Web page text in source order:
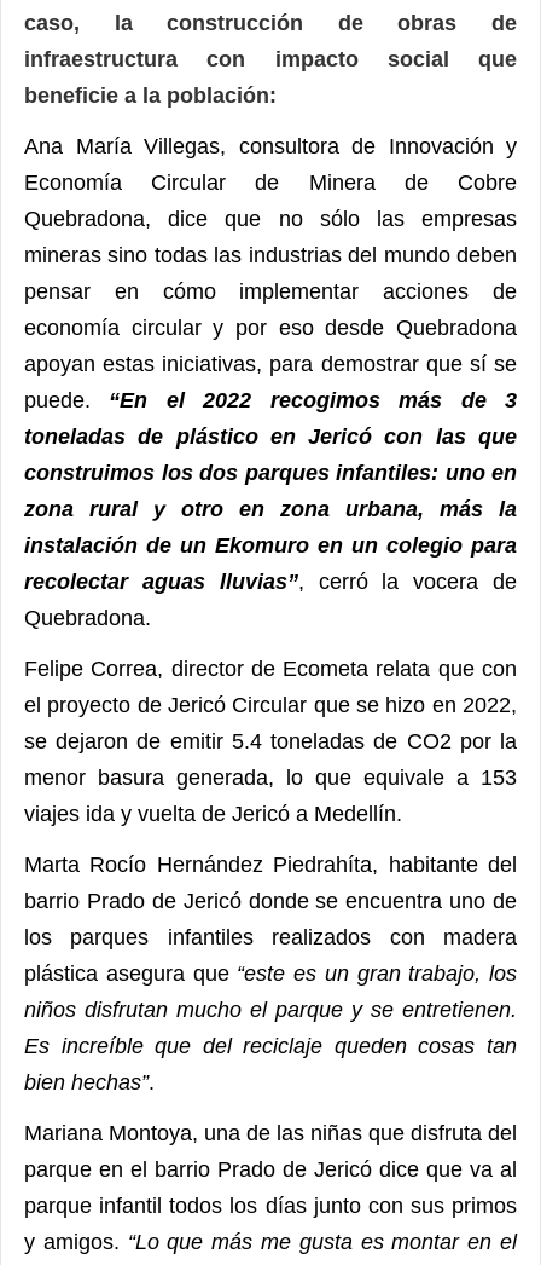
caso, la construcción de obras de
infraestructura con impacto social que
beneficie a la población:
Ana María Villegas, consultora de Innovación y
Economía Circular de Minera de Cobre
Quebradona, dice que no sólo las empresas
mineras sino todas las industrias del mundo deben
pensar en cómo implementar acciones de
economía circular y por eso desde Quebradona
apoyan estas iniciativas, para demostrar que sí se
puede. “En el 2022 recogimos más de 3
toneladas de plástico en Jericó con las que
construimos los dos parques infantiles: uno en
zona rural y otro en zona urbana, más la
instalación de un Ekomuro en un colegio para
recolectar aguas lluvias”, cerró la vocera de
Quebradona.
Felipe Correa, director de Ecometa relata que con
el proyecto de Jericó Circular que se hizo en 2022,
se dejaron de emitir 5.4 toneladas de CO2 por la
menor basura generada, lo que equivale a 153
viajes ida y vuelta de Jericó a Medellín.
Marta Rocío Hernández Piedrahíta, habitante del
barrio Prado de Jericó donde se encuentra uno de
los parques infantiles realizados con madera
plástica asegura que “este es un gran trabajo, los
niños disfrutan mucho el parque y se entretienen.
Es increíble que del reciclaje queden cosas tan
bien hechas”.
Mariana Montoya, una de las niñas que disfruta del
parque en el barrio Prado de Jericó dice que va al
parque infantil todos los días junto con sus primos
y amigos. “Lo que más me gusta es montar en el